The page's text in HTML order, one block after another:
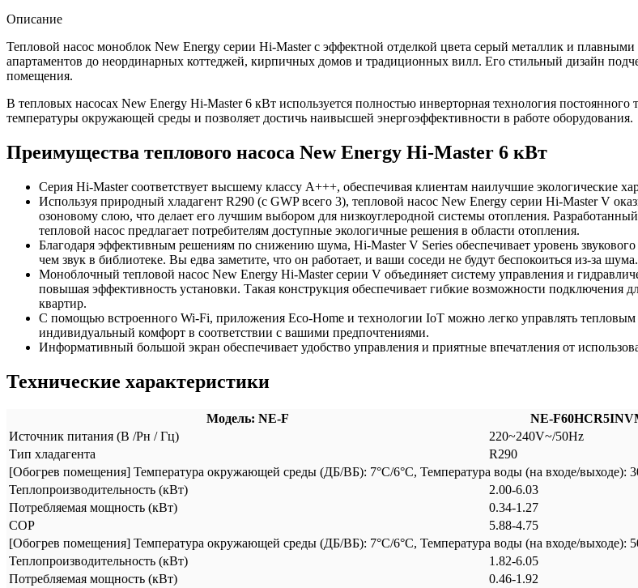
Описание
Тепловой насос моноблок New Energy серии Hi-Master с эффектной отделкой цвета серый металлик и
апартаментов до неординарных коттеджей, кирпичных домов и традиционных вилл. Его стильный дизайн
помещения.
В тепловых насосах New Energy Hi-Master 6 кВт используется полностью инверторная технология постоянного
температуры окружающей среды и позволяет достичь наивысшей энергоэффективности в работе оборудования.
Преимущества теплового насоса New Energy Hi-Master 6 кВт
Серия Hi-Master соответствует высшему классу A+++, обеспечивая клиентам наилучшие экологические
Используя природный хладагент R290 (с GWP всего 3), тепловой насос New Energy серии Hi-Master V
озоновому слою, что делает его лучшим выбором для низкоуглеродной системы отопления.
тепловой насос предлагает потребителям доступные экологичные решения в области отопления.
Благодаря эффективным решениям по снижению шума, Hi-Master V Series обеспечивает уровень
чем звук в библиотеке. Вы едва заметите, что он работает, и ваши соседи не будут беспокоиться из-за шума.
Моноблочный тепловой насос New Energy Hi-Master серии V объединяет систему управления и
повышая эффективность установки. Такая конструкция обеспечивает гибкие возможности
квартир.
С помощью встроенного Wi-Fi, приложения Eco-Home и технологии IoT можно легко управлять тепловым
индивидуальный комфорт в соответствии с вашими предпочтениями.
Информативный большой экран обеспечивает удобство управления и приятные впечатления от
Технические характеристики
Модель: NE-F
NE-
Источник питания (В /Рн / Гц)
220~240V~/50Hz
Тип хладагента
R290
[Обогрев помещения] Температура окружающей среды (ДБ/ВБ): 7°C/6°C, Температура воды (на входе/выходе):
Теплопроизводительность (кВт)
2.00-6.03
Потребляемая мощность (кВт)
0.34-1.27
COP
5.88-4.75
[Обогрев помещения] Температура окружающей среды (ДБ/ВБ): 7°C/6°C, Температура воды (на входе/выходе):
Теплопроизводительность (кВт)
1.82-6.05
Потребляемая мощность (кВт)
0.46-1.92